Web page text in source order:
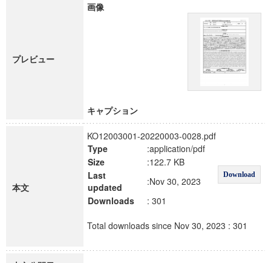
プレビュー
画像
キャプション
本文
KO12003001-20220003-0028.pdf
Type
:application/pdf
Download
Size
:122.7 KB
Last
updated
:Nov 30, 2023
Downloads
: 301
Total downloads since Nov 30, 2023 : 301